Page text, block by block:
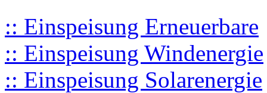
:: Einspeisung Erneuerbare
:: Einspeisung Windenergie
:: Einspeisung Solarenergie